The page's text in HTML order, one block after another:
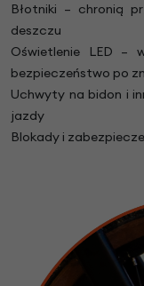
Błotniki – chronią
deszczu
Oświetlenie LED –
bezpieczeństwo po
Uchwyty na bidon i
jazdy
Blokady i